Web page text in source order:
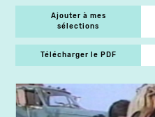
Ajouter à mes
sélections
Télécharger le PDF